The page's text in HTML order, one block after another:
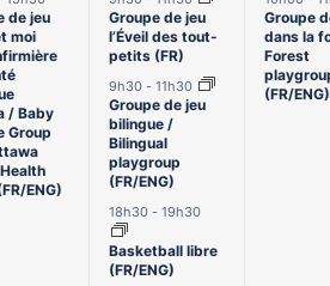
de jeu
moi
/ Baby
Group
ENG)
Groupe de jeu
l’Éveil des tout-
petits (FR)
9h30 - 11h30
Groupe de jeu
bilingue /
Bilingual
playgroup
(FR/ENG)
18h30 - 19h30
Basketball libre
(FR/ENG)
Groupe
dans la
Forest
(FR/ENG)